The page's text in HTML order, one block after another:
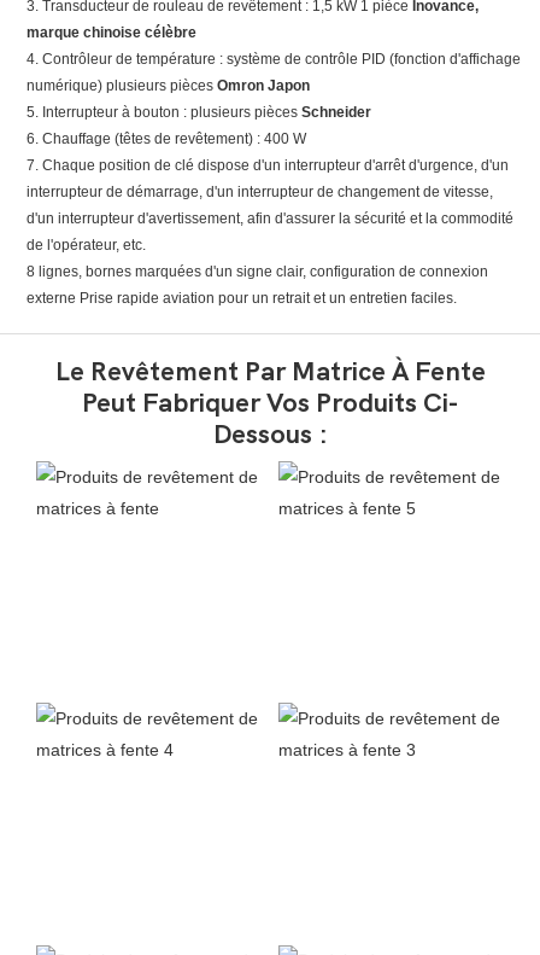
3. Transducteur de rouleau de revêtement : 1,5 kW 1 pièce Inovance,
marque chinoise célèbre
4. Contrôleur de température : système de contrôle PID (fonction d'affichage
numérique) plusieurs pièces Omron Japon
5. Interrupteur à bouton : plusieurs pièces Schneider
6. Chauffage (têtes de revêtement) : 400 W
7. Chaque position de clé dispose d'un interrupteur d'arrêt d'urgence, d'un
interrupteur de démarrage, d'un interrupteur de changement de vitesse,
d'un interrupteur d'avertissement, afin d'assurer la sécurité et la commodité
de l'opérateur, etc.
8 lignes, bornes marquées d'un signe clair, configuration de connexion
externe Prise rapide aviation pour un retrait et un entretien faciles.
Le Revêtement Par Matrice À Fente
Peut Fabriquer Vos Produits Ci-
Dessous :